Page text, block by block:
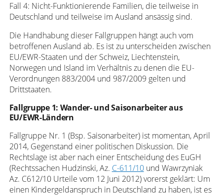
Fall 4: Nicht-Funktionierende Familien, die teilweise in
Deutschland und teilweise im Ausland ansässig sind.
Die Handhabung dieser Fallgruppen hängt auch vom
betroffenen Ausland ab. Es ist zu unterscheiden zwischen
EU/EWR-Staaten und der Schweiz, Liechtenstein,
Norwegen und Island im Verhältnis zu denen die EU-
Verordnungen 883/2004 und 987/2009 gelten und
Drittstaaten.
Fallgruppe 1: Wander- und Saisonarbeiter aus
EU/EWR-Ländern
Fallgruppe Nr. 1 (Bsp. Saisonarbeiter) ist momentan, April
2014, Gegenstand einer politischen Diskussion. Die
Rechtslage ist aber nach einer Entscheidung des EuGH
(Rechtssachen Hudzinski, Az. C-611/10und Wawrzyniak
Az. C612/10 Urteile vom 12 Juni 2012) vorerst geklärt: Um
einen Kindergeldanspruch in Deutschland zu haben, ist es